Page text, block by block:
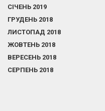
СІЧЕНЬ 2019
ГРУДЕНЬ 2018
ЛИСТОПАД 2018
ЖОВТЕНЬ 2018
ВЕРЕСЕНЬ 2018
СЕРПЕНЬ 2018